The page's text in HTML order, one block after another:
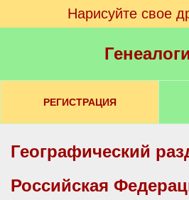
Нарисуйте свое
РЕГИСТРАЦИЯ
Географический
Российская